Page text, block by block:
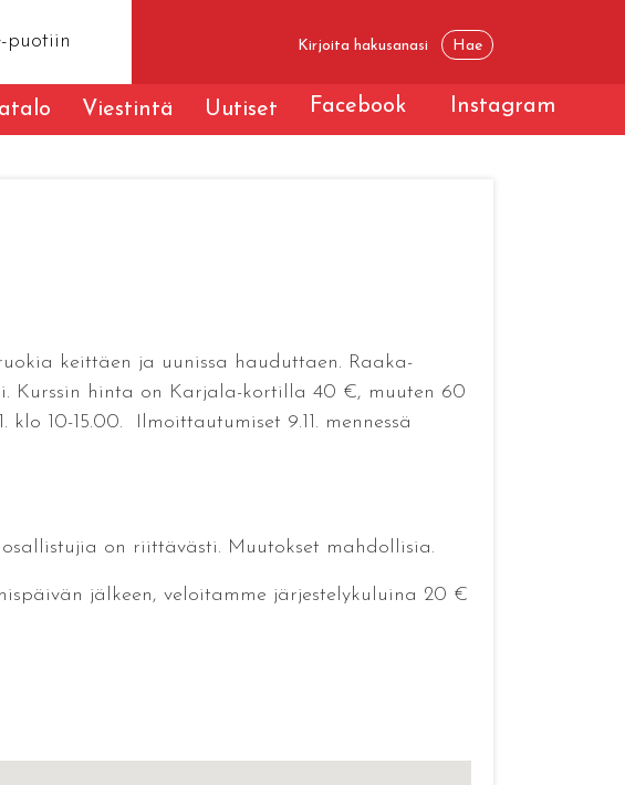
puotiin
Viestintä Uutiset Facebook Instagram
keittäen ja uunissa hauduttaen. Raaka-
Kurssin hinta on Karjala-kortilla 40 €, muuten 60
10-15.00. Ilmoittautumiset 9.11. mennessä
on riittävästi. Muutokset mahdollisia.
jälkeen, veloitamme järjestelykuluina 20 €